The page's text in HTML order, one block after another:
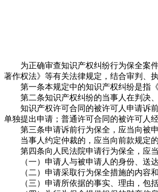
为正确审查知识产权纠纷行为保全案件
著作权法》等有关法律规定，结合审判、
第一条本规定中的知识产权纠纷是指《
第二条知识产权纠纷的当事人在判决、
知识产权许可合同的被许可人申请诉前
单独提出申请；普通许可合同的被许可人
第三条申请诉前行为保全，应当向被申
当事人约定仲裁的，应当向前款规定的
第四条向人民法院申请行为保全，应当
（一）申请人与被申请人的身份、送达
（二）申请采取行为保全措施的内容和
（三）申请所依据的事实、理由，包括